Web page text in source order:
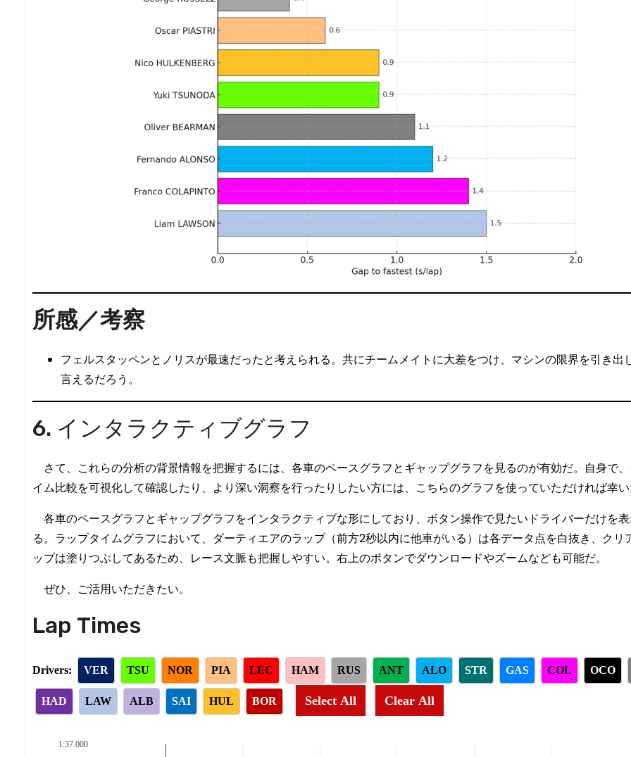
所感／考察
フェルスタッペンとノリスが最速だったと考えられる。共にチームメイトに大差をつけ、マシンの限界を引き出
言えるだろう。
6. インタラクティブグラフ
さて、これらの分析の背景情報を把握するには、各車のペースグラフとギャップグラフを見るのが有効だ。自身で
イム比較を可視化して確認したり、より深い洞察を行ったりしたい方には、こちらのグラフを使っていただければ幸い
各車のペースグラフとギャップグラフをインタラクティブな形にしており、ボタン操作で見たいドライバーだけを表
る。ラップタイムグラフにおいて、ダーティエアのラップ（前方2秒以内に他車がいる）は各データ点を白抜き、クリ
ップは塗りつぶしてあるため、レース文脈も把握しやすい。右上のボタンでダウンロードやズームなども可能だ。
ぜひ、ご活用いただきたい。
Lap Times
Drivers: VER TSU NOR PIA LEC HAM RUS ANT ALO STR GAS COL OCO
HAD LAW ALB SAI HUL BOR Select All Clear All
1:37.000